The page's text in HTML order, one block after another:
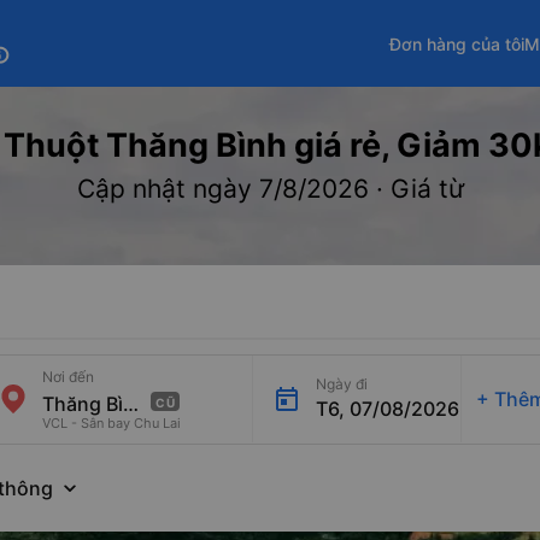
Đơn hàng của tôi
Thăng Bình giá rẻ, Giảm
Cập nhật ngày 7/8/2026 · Giá từ
CŨ
Nơi đến
VCL - Sân bay Chu Lai
Ngày đi
T6, 07/08/2026 +